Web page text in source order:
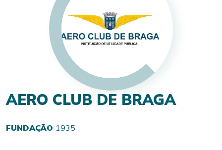
AERO CLUB DE BRAGA
FUNDAÇÃO 1935